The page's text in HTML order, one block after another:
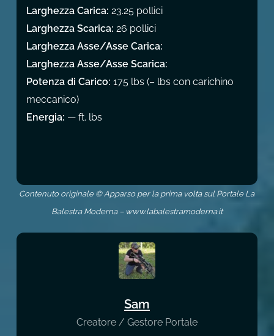
Larghezza Carica: 23.25 pollici
Larghezza Scarica: 26 pollici
Larghezza Asse/Asse Carica:
Larghezza Asse/Asse Scarica:
Potenza di Carico: 175 lbs (– lbs con carichino
meccanico)
Energia: — ft. lbs
Contenuto originale © Apparso per la prima volta sul Portale La
Balestra Moderna – www.labalestramoderna.it
Sam
Creatore / Gestore Portale